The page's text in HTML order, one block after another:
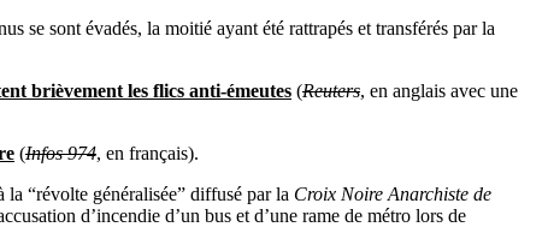
se sont évadés, la moitié ayant été rattrapés et transférés par la
brièvement les flics anti-émeutes (Reuters, en anglais avec une
(Infos 974, en français).
“révolte généralisée” diffusé par la Croix Noire Anarchiste de
d’incendie d’un bus et d’une rame de métro lors de